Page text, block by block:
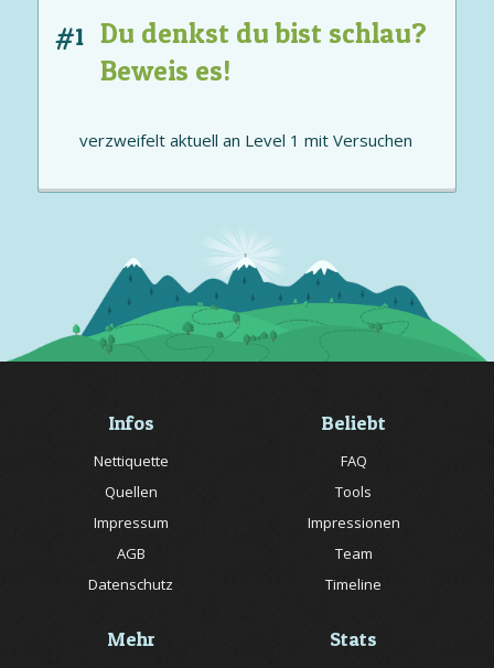
#1 Du denkst du bist schlau?
Beweis es!
verzweifelt aktuell an Level 1 mitVersuchen
Infos
Nettiquette
Quellen
Impressum
AGB
Datenschutz
Beliebt
FAQ
Tools
Impressionen
Team
Timeline
Mehr Stats